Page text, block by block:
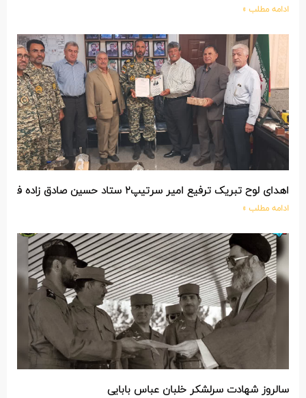
ادامه مطلب »
اهدای لوح تبریک ترفیع امیر سرتیپ۲ ستاد حسین صادق زاده فرمانده تیپ ۲۵ واکنش سریع شهید آبگون نزاجا مستقر در تبریز
ادامه مطلب »
سالروز شهادت سرلشکر خلبان عباس بابایی